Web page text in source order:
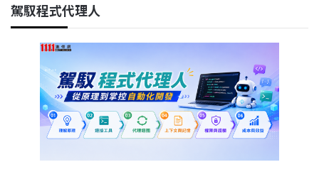
駕馭程式代理人